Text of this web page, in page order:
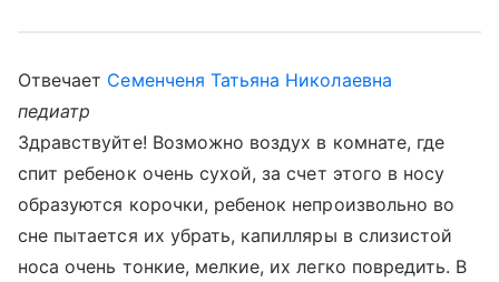
Отвечает Семенченя Татьяна Николаевна
педиатр
Здравствуйте! Возможно воздух в комнате, где
спит ребенок очень сухой, за счет этого в носу
образуются корочки, ребенок непроизвольно во
сне пытается их убрать, капилляры в слизистой
носа очень тонкие, мелкие, их легко повредить. В